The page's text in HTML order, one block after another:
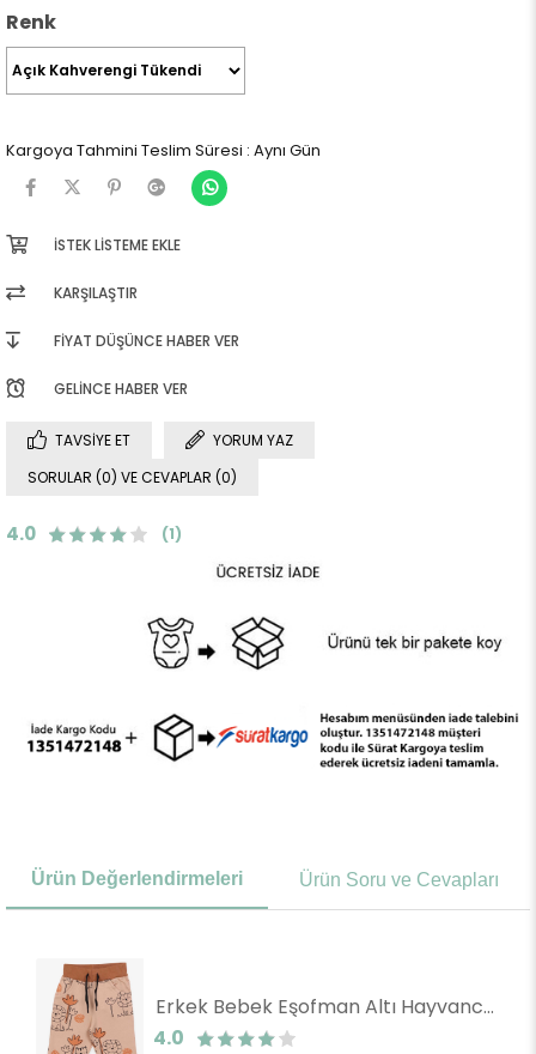
Renk
Kargoya Tahmini Teslim Süresi : Aynı Gün
İSTEK LISTEME EKLE
KARŞILAŞTIR
FIYAT DÜŞÜNCE HABER VER
GELINCE HABER VER
TAVSIYE ET
YORUM YAZ
SORULAR (0) VE CEVAPLAR (0)
4.0 (1)
Ürün Değerlendirmeleri Ürün Soru ve Cevapları
Erkek Bebek Eşofman Altı Hayvancık Desenli Açık Kahverengi (2 Yaş)
4.0